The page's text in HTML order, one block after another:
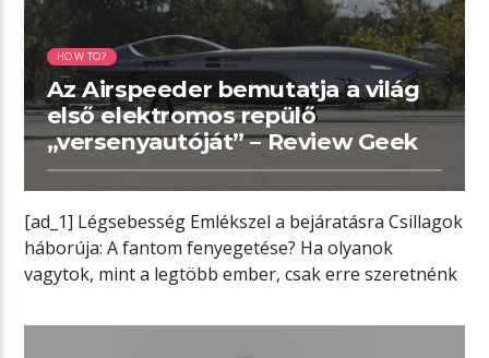
HOW TO?
Az Airspeeder bemutatja a világ
első elektromos repülő
„versenyautóját” – Review Geek
[ad_1] Légsebesség Emlékszel a bejáratásra Csillagok
háborúja: A fantom fenyegetése? Ha olyanok
vagytok, mint a legtöbb ember, csak erre szeretnénk